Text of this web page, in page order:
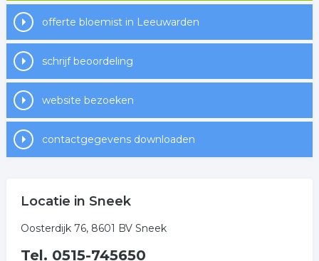
offerte bloemist in Leeuwarden
schrijf beoordeling
website bezoeken
contactgegevens downloaden
Locatie in Sneek
Oosterdijk 76, 8601 BV Sneek
Tel. 0515-745650